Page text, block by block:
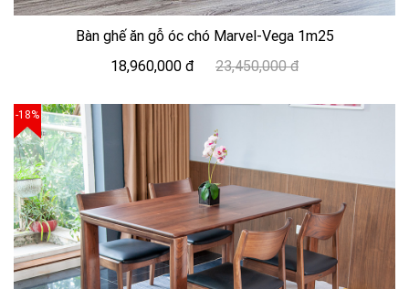
Bàn ghế ăn gỗ óc chó Marvel-Vega 1m25
18,960,000 đ
23,450,000 đ
-18%